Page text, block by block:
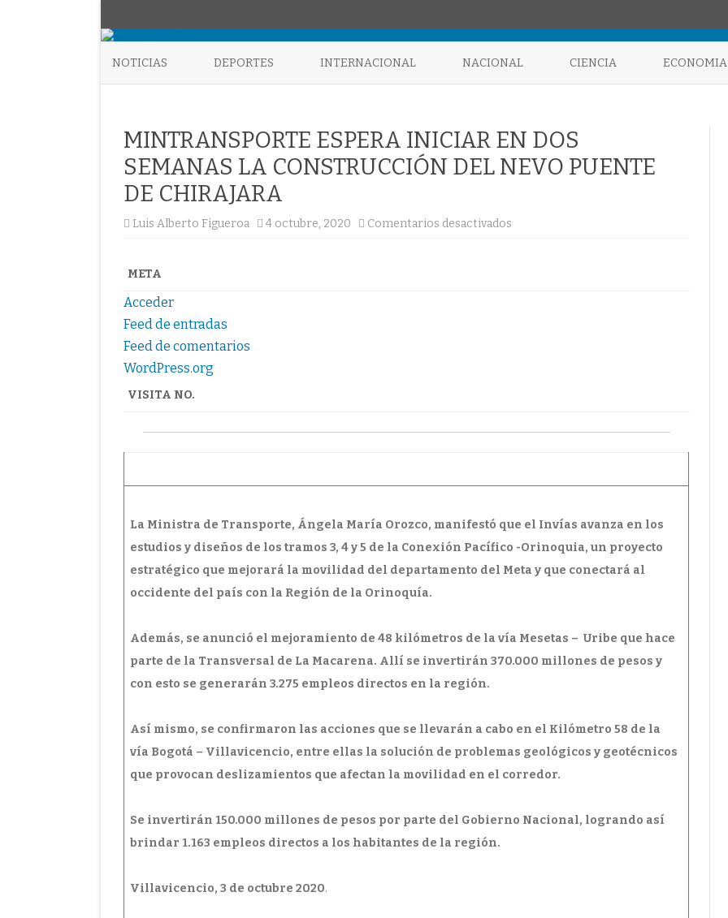
NOTICIAS DEPORTES INTERNACIONAL NACIONAL CIENCIA ECONOMIA
MINTRANSPORTE ESPERA INICIAR EN DOS
SEMANAS LA CONSTRUCCIÓN DEL NEVO PUENTE
DE CHIRAJARA
Luis Alberto Figueroa 4 octubre, 2020 Comentarios desactivados
META
Acceder
Feed de entradas
Feed de comentarios
WordPress.org
VISITA NO.
La Ministra de Transporte, Ángela María Orozco, manifestó que el Invías avanza en los
estudios y diseños de los tramos 3, 4 y 5 de la Conexión Pacífico -Orinoquia, un proyecto
estratégico que mejorará la movilidad del departamento del Meta y que conectará al
occidente del país con la Región de la Orinoquía.
Además, se anunció el mejoramiento de 48 kilómetros de la vía Mesetas – Uribe que hace
parte de la Transversal de La Macarena. Allí se invertirán 370.000 millones de pesos y
con esto se generarán 3.275 empleos directos en la región.
Así mismo, se confirmaron las acciones que se llevarán a cabo en el Kilómetro 58 de la
vía Bogotá – Villavicencio, entre ellas la solución de problemas geológicos y geotécnicos
que provocan deslizamientos que afectan la movilidad en el corredor.
Se invertirán 150.000 millones de pesos por parte del Gobierno Nacional, logrando así
brindar 1.163 empleos directos a los habitantes de la región.
Villavicencio, 3 de octubre 2020.